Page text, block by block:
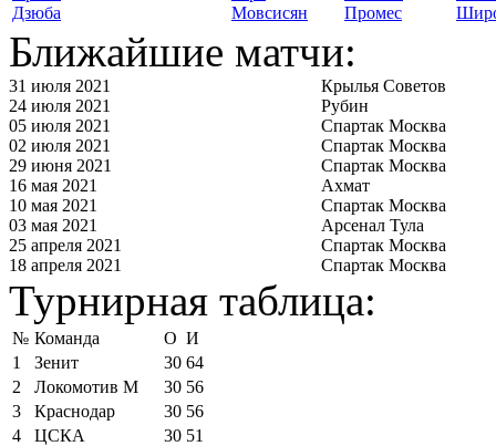
Дзюба
Мовсисян
Промес
Ближайшие матчи:
31 июля 2021
Крылья Советов
24 июля 2021
Рубин
05 июля 2021
Спартак Москва
02 июля 2021
Спартак Москва
29 июня 2021
Спартак Москва
16 мая 2021
Ахмат
10 мая 2021
Спартак Москва
03 мая 2021
Арсенал Тула
25 апреля 2021
Спартак Москва
18 апреля 2021
Спартак Москва
Турнирная таблица:
№ Команда О И
1
Зенит 30 64
2
Локомотив М 30 56
3
Краснодар 30 56
4
ЦСКА 30 51